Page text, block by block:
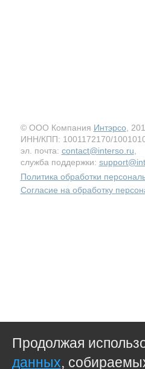
© ООО Компания Интэрсо ,
ИНН/КПП: 1001172170/
эл. почта: contact@interso.ru
служба поддержки:
Политика обработки
Согласие на обработку
Продолжая
данных,